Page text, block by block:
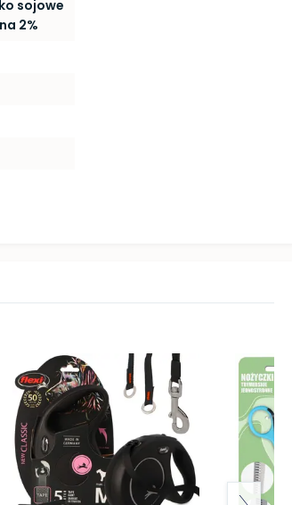
sojowe
2%